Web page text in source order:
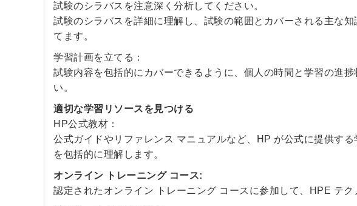
試験のシラバスを注意深く分析してください。
試験のシラバスを詳細に理解し、試験の範囲とカバーされる主な
てます。
学習計画を立てる：
試験内容を包括的にカバーできるように、個人の時間と学習の進
い。
適切な学習リソースを見つける
HP公式教材：
公式ガイドやリファレンス マニュアルなど、HP が公式に提供す
を包括的に理解します。
オンライン トレーニング コース:
認定されたオンライン トレーニング コースに参加して、HPE テク